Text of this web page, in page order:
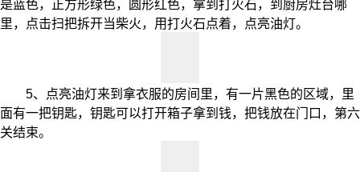
是蓝色，正方形绿色，圆形红色，拿到打火石，到厨房灶台哪
里，点击扫把拆开当柴火，用打火石点着，点亮油灯。
5、点亮油灯来到拿衣服的房间里，有一片黑色的区域，里
面有一把钥匙，钥匙可以打开箱子拿到钱，把钱放在门口，第六
关结束。